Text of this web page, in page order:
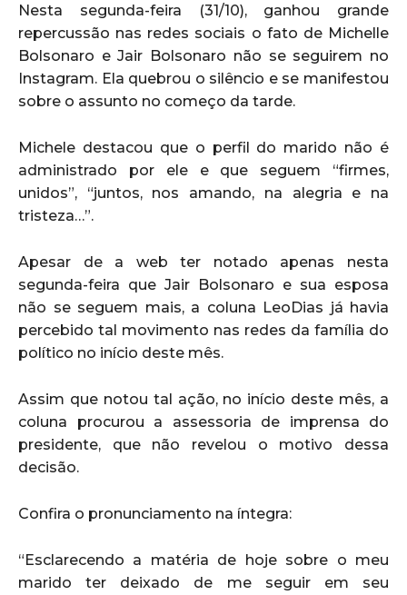
Nesta segunda-feira (31/10), ganhou grande
repercussão nas redes sociais o fato de Michelle
Bolsonaro e Jair Bolsonaro não se seguirem no
Instagram. Ela quebrou o silêncio e se manifestou
sobre o assunto no começo da tarde.
Michele destacou que o perfil do marido não é
administrado por ele e que seguem “firmes,
unidos”, “juntos, nos amando, na alegria e na
tristeza…”.
Apesar de a web ter notado apenas nesta
segunda-feira que Jair Bolsonaro e sua esposa
não se seguem mais, a coluna LeoDias já havia
percebido tal movimento nas redes da família do
político no início deste mês.
Assim que notou tal ação, no início deste mês, a
coluna procurou a assessoria de imprensa do
presidente, que não revelou o motivo dessa
decisão.
Confira o pronunciamento na íntegra:
“Esclarecendo a matéria de hoje sobre o meu
marido ter deixado de me seguir em seu